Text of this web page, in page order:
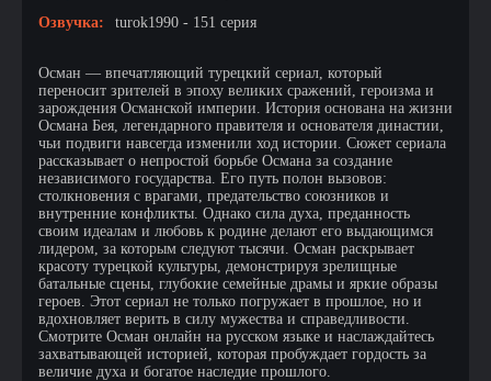
Озвучка:
turok1990 - 151 серия
Осман — впечатляющий турецкий сериал, который
переносит зрителей в эпоху великих сражений, героизма и
зарождения Османской империи. История основана на жизни
Османа Бея, легендарного правителя и основателя династии,
чьи подвиги навсегда изменили ход истории. Сюжет сериала
рассказывает о непростой борьбе Османа за создание
независимого государства. Его путь полон вызовов:
столкновения с врагами, предательство союзников и
внутренние конфликты. Однако сила духа, преданность
своим идеалам и любовь к родине делают его выдающимся
лидером, за которым следуют тысячи. Осман раскрывает
красоту турецкой культуры, демонстрируя зрелищные
батальные сцены, глубокие семейные драмы и яркие образы
героев. Этот сериал не только погружает в прошлое, но и
вдохновляет верить в силу мужества и справедливости.
Смотрите Осман онлайн на русском языке и наслаждайтесь
захватывающей историей, которая пробуждает гордость за
величие духа и богатое наследие прошлого.